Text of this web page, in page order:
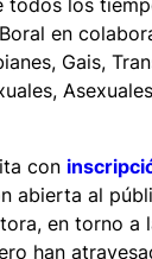
en
Gais,
con
abierta al
en torno a
han